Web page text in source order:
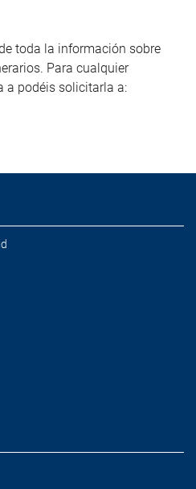
toda la información sobre
Para cualquier
a podéis solicitarla a: